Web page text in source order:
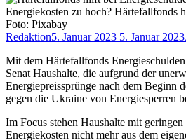
Energiekosten zu hoch? Härtefallfonds
Foto: Pixabay
Redaktion5. Januar 2023 5. Januar 2023
Mit dem Härtefallfonds
Senat Haushalte, die aufgrund der
Energiepreissprünge nach dem Beginn
gegen die Ukraine von Energiesperren
Im Focus stehen Haushalte mit
Energiekosten nicht mehr aus dem